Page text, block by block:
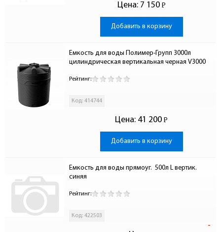
Цена: 7 150 Р
-
Добавить в корзину
Емкость для воды Полимер-Групп 3000л
цилиндрическая вертикальная черная V3000
Рейтинг:
Код: 414744
Цена: 41 200 Р
-
Добавить в корзину
Емкость для воды прямоуг.  500л L вертик.
синяя
Рейтинг:
Код: 422503
-